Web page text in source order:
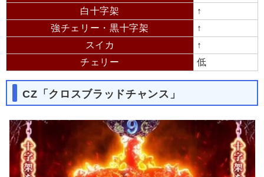
白十字架
↑
強チェリー・黒十字架
↑
スイカ
↑
チェリー
低
CZ「クロスブラッドチャンス」